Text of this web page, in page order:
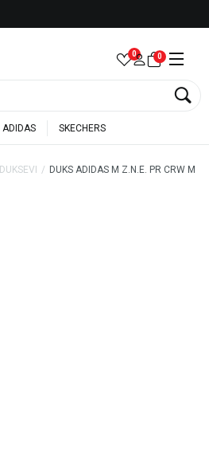
0 0
ADIDAS SKECHERS
DUKSEVI DUKS ADIDAS M Z.N.E. PR CRW M